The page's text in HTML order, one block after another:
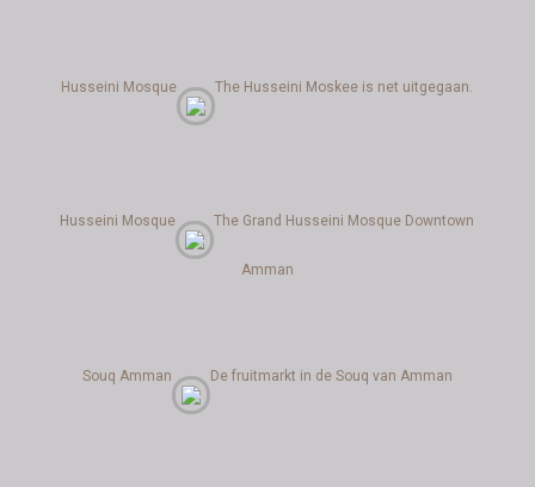
Husseini Mosque The Husseini Moskee is net uitgegaan.
Husseini Mosque The Grand Husseini Mosque Downtown
Amman
Souq Amman De fruitmarkt in de Souq van Amman